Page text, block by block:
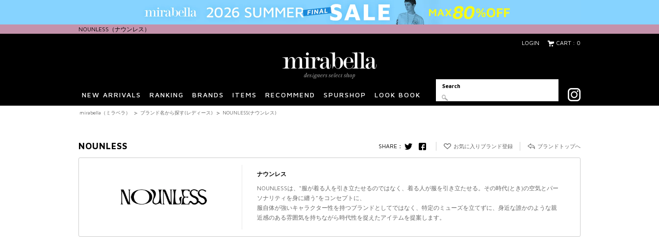
NOUNLESS（ナウンレス）
LOGIN
CART : 0
NEW ARRIVALS RANKING BRANDS ITEMS RECOMMEND SPURSHOP LOOK BOOK
Search
mirabella（ミラベラ） ブランド名から探す(レディース) NOUNLESS(ナウンレス)
NOUNLESS twitter Facebookお気に入りブランド登録 ブランドトップへ
ナウンレス
NOUNLESSは、“服が着る人を引き立たせるのではなく、着る人が服を引き立たせる。その時代(とき)の空気とパー
ソナリティを身に纏う”をコンセプトに、
服自体が強いキャラクター性を持つブランドとしてではなく、特定のミューズを立てずに、身近な誰かのような親
近感のある雰囲気を持ちながら時代性を捉えたアイテムを提案します。